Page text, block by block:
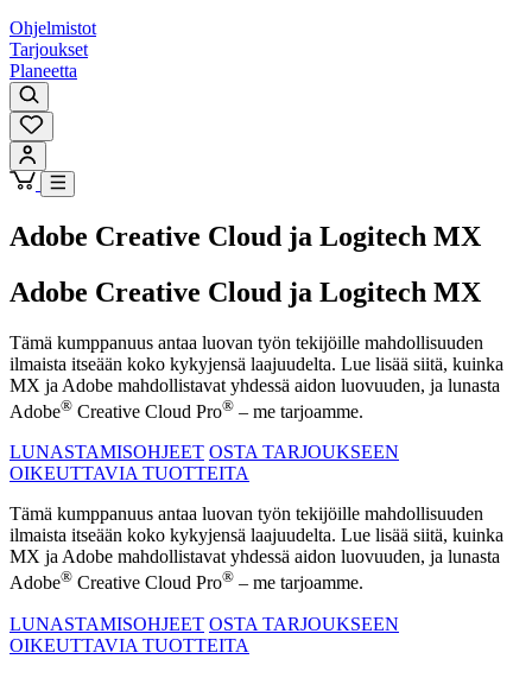
Ohjelmistot
Tarjoukset
Planeetta
Adobe Creative Cloud ja Logitech MX
Adobe Creative Cloud ja Logitech MX
Tämä kumppanuus antaa luovan työn tekijöille mahdollisuuden
ilmaista itseään koko kykyjensä laajuudelta. Lue lisää siitä, kuinka
MX ja Adobe mahdollistavat yhdessä aidon luovuuden, ja lunasta
Adobe® Creative Cloud Pro® – me tarjoamme.
LUNASTAMISOHJEET OSTA TARJOUKSEEN
OIKEUTTAVIA TUOTTEITA
Tämä kumppanuus antaa luovan työn tekijöille mahdollisuuden
ilmaista itseään koko kykyjensä laajuudelta. Lue lisää siitä, kuinka
MX ja Adobe mahdollistavat yhdessä aidon luovuuden, ja lunasta
Adobe® Creative Cloud Pro® – me tarjoamme.
LUNASTAMISOHJEET OSTA TARJOUKSEEN
OIKEUTTAVIA TUOTTEITA